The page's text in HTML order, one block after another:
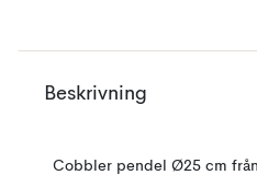
Beskrivning
Cobbler pendel Ø25 cm